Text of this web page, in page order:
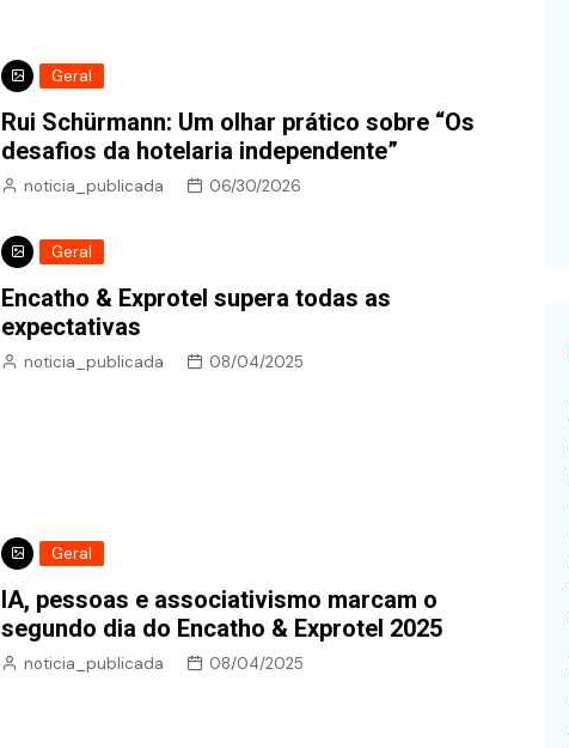
Geral
Rui Schürmann: Um olhar prático sobre “Os
desafios da hotelaria independente”
noticia_publicada 06/30/2026
Geral
Encatho & Exprotel supera todas as
expectativas
noticia_publicada 08/04/2025
Geral
IA, pessoas e associativismo marcam o
segundo dia do Encatho & Exprotel 2025
noticia_publicada 08/04/2025